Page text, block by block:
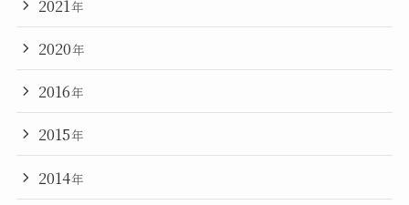
2021年
2020年
2016年
2015年
2014年